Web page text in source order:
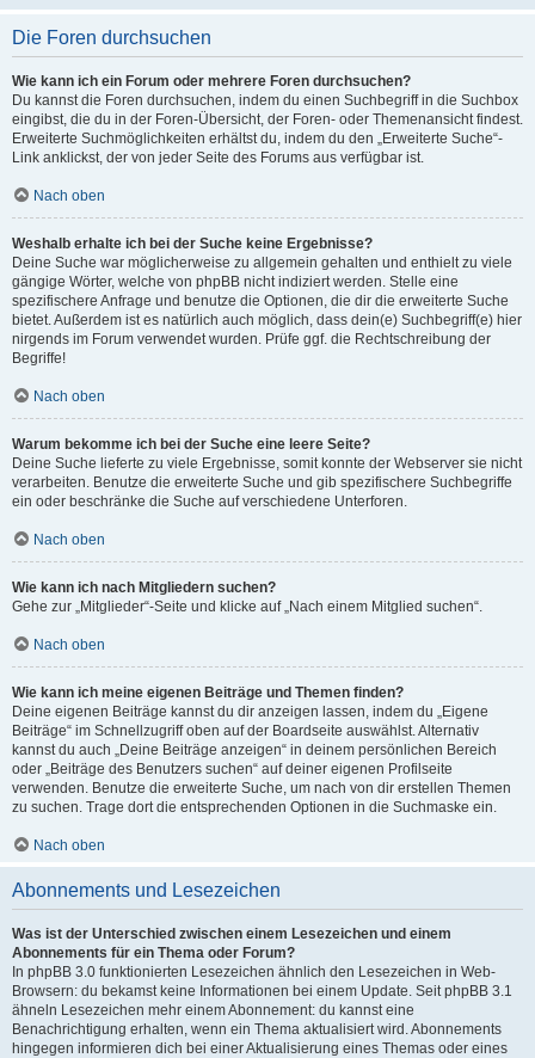
Die Foren durchsuchen
Wie kann ich ein Forum oder mehrere Foren durchsuchen?
Du kannst die Foren durchsuchen, indem du einen Suchbegriff in die Suchbox
eingibst, die du in der Foren-Übersicht, der Foren- oder Themenansicht findest.
Erweiterte Suchmöglichkeiten erhältst du, indem du den „Erweiterte Suche“-
Link anklickst, der von jeder Seite des Forums aus verfügbar ist.
Nach oben
Weshalb erhalte ich bei der Suche keine Ergebnisse?
Deine Suche war möglicherweise zu allgemein gehalten und enthielt zu viele
gängige Wörter, welche von phpBB nicht indiziert werden. Stelle eine
spezifischere Anfrage und benutze die Optionen, die dir die erweiterte Suche
bietet. Außerdem ist es natürlich auch möglich, dass dein(e) Suchbegriff(e) hier
nirgends im Forum verwendet wurden. Prüfe ggf. die Rechtschreibung der
Begriffe!
Nach oben
Warum bekomme ich bei der Suche eine leere Seite?
Deine Suche lieferte zu viele Ergebnisse, somit konnte der Webserver sie nicht
verarbeiten. Benutze die erweiterte Suche und gib spezifischere Suchbegriffe
ein oder beschränke die Suche auf verschiedene Unterforen.
Nach oben
Wie kann ich nach Mitgliedern suchen?
Gehe zur „Mitglieder“-Seite und klicke auf „Nach einem Mitglied suchen“.
Nach oben
Wie kann ich meine eigenen Beiträge und Themen finden?
Deine eigenen Beiträge kannst du dir anzeigen lassen, indem du „Eigene
Beiträge“ im Schnellzugriff oben auf der Boardseite auswählst. Alternativ
kannst du auch „Deine Beiträge anzeigen“ in deinem persönlichen Bereich
oder „Beiträge des Benutzers suchen“ auf deiner eigenen Profilseite
verwenden. Benutze die erweiterte Suche, um nach von dir erstellen Themen
zu suchen. Trage dort die entsprechenden Optionen in die Suchmaske ein.
Nach oben
Abonnements und Lesezeichen
Was ist der Unterschied zwischen einem Lesezeichen und einem
Abonnements für ein Thema oder Forum?
In phpBB 3.0 funktionierten Lesezeichen ähnlich den Lesezeichen in Web-
Browsern: du bekamst keine Informationen bei einem Update. Seit phpBB 3.1
ähneln Lesezeichen mehr einem Abonnement: du kannst eine
Benachrichtigung erhalten, wenn ein Thema aktualisiert wird. Abonnements
hingegen informieren dich bei einer Aktualisierung eines Themas oder eines